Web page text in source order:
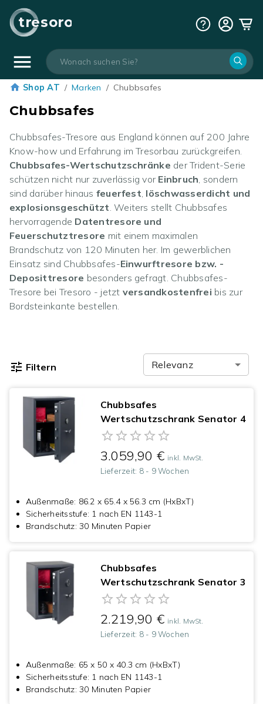
tresoro
Shop AT / Marken / Chubbsafes
Chubbsafes
Chubbsafes-Tresore aus England können auf 200 Jahre
Know-how und Erfahrung im Tresorbau zurückgreifen.
Chubbsafes-Wertschutzschränke der Trident-Serie
schützen nicht nur zuverlässig vor Einbruch, sondern
sind darüber hinaus feuerfest, löschwasserdicht und
explosionsgeschützt. Weiters stellt Chubbsafes
hervorragende Datentresore und
Feuerschutztresore mit einem maximalen
Brandschutz von 120 Minuten her. Im gewerblichen
Einsatz sind Chubbsafes-Einwurftresore bzw. -
Deposittresore besonders gefragt. Chubbsafes-
Tresore bei Tresoro - jetzt versandkostenfrei bis zur
Bordsteinkante bestellen.
Filtern Relevanz
Chubbsafes
Wertschutzschrank Senator 4
3.059,90 € inkl. MwSt.
Lieferzeit: 8 - 9 Wochen
Außenmaße: 86.2 x 65.4 x 56.3 cm (HxBxT)
Sicherheitsstufe: 1 nach EN 1143-1
Brandschutz:30 Minuten Papier
Chubbsafes
Wertschutzschrank Senator 3
2.219,90 € inkl. MwSt.
Lieferzeit: 8 - 9 Wochen
Außenmaße: 65 x 50 x 40.3 cm (HxBxT)
Sicherheitsstufe: 1 nach EN 1143-1
Brandschutz:30 Minuten Papier